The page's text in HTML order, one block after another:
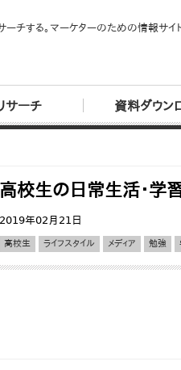
ーチする。マーケターのための情報サイ
サーチ 資料ダウン
高校生の日常生活・学
2019年02月21日
高校生 ライフスタイル メディア 勉強